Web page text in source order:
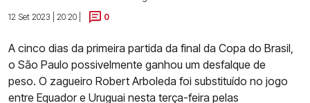
12 Set 2023 | 20:20 |
0
A cinco dias da primeira partida da final da Copa do Brasil,
o São Paulo possivelmente ganhou um desfalque de
peso. O zagueiro Robert Arboleda foi substituído no jogo
entre Equador e Uruguai nesta terça-feira pelas